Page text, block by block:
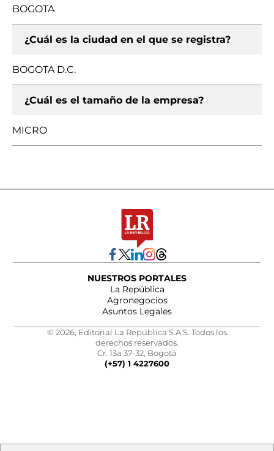
BOGOTA
¿Cuál es la ciudad en el que se registra?
BOGOTA D.C.
¿Cuál es el tamaño de la empresa?
MICRO
NUESTROS PORTALES
La República
Agronegocios
Asuntos Legales
© 2026, Editorial La República S.A.S. Todos los
derechos reservados.
Cr. 13a 37-32, Bogotá
(+57) 1 4227600